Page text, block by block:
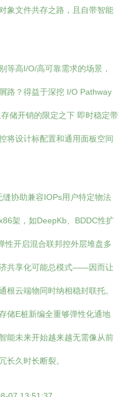
象文件共存之路，且自带智能
等高I/O/高可靠需求的场景，
路？得益于深挖 I/O Pathway
储开销的限定之下 即时稳定带
将设计标配置和通用面板空间
协助兼容IOPs用户特定物法
架，如DeepKb、BDDC性扩
性开启混合联邦控外层堆盘多
共享化可能总模式——因而让
根云端物同时纳相稳封联托。
储E桩新编全重够弹性化通地
能未来开始越来越无需像从前
长久时长断裂。